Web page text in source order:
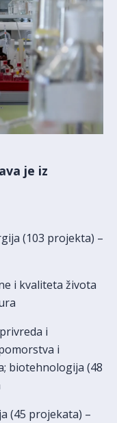
je iz
(103 projekta) –
i kvaliteta života
i
i
biotehnologija (48
(45 projekata) –